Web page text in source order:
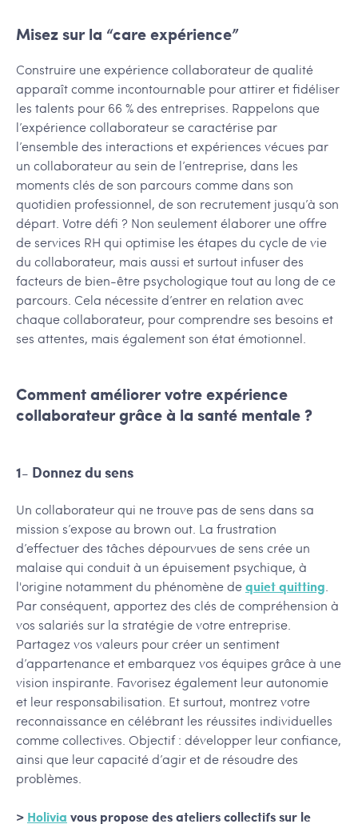
Misez sur la “care expérience”
Construire une expérience collaborateur de qualité
apparaît comme incontournable pour attirer et fidéliser
les talents pour 66 % des entreprises. Rappelons que
l’expérience collaborateur se caractérise par
l’ensemble des interactions et expériences vécues par
un collaborateur au sein de l’entreprise, dans les
moments clés de son parcours comme dans son
quotidien professionnel, de son recrutement jusqu’à son
départ. Votre défi ? Non seulement élaborer une offre
de services RH qui optimise les étapes du cycle de vie
du collaborateur, mais aussi et surtout infuser des
facteurs de bien-être psychologique tout au long de ce
parcours. Cela nécessite d’entrer en relation avec
chaque collaborateur, pour comprendre ses besoins et
ses attentes, mais également son état émotionnel.
Comment améliorer votre expérience
collaborateur grâce à la santé mentale ?
1- Donnez du sens
Un collaborateur qui ne trouve pas de sens dans sa
mission s’expose au brown out. La frustration
d’effectuer des tâches dépourvues de sens crée un
malaise qui conduit à un épuisement psychique, à
l'origine notamment du phénomène dequiet quitting.
Par conséquent, apportez des clés de compréhension à
vos salariés sur la stratégie de votre entreprise.
Partagez vos valeurs pour créer un sentiment
d’appartenance et embarquez vos équipes grâce à une
vision inspirante. Favorisez également leur autonomie
et leur responsabilisation. Et surtout, montrez votre
reconnaissance en célébrant les réussites individuelles
comme collectives. Objectif : développer leur confiance,
ainsi que leur capacité d’agir et de résoudre des
problèmes.
> Holivia vous propose des ateliers collectifs sur le